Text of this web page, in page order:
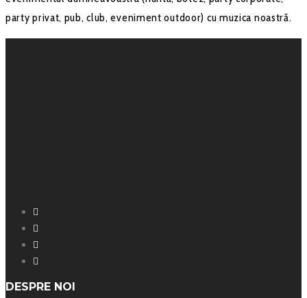
party privat, pub, club, eveniment outdoor) cu muzica noastră.
DESPRE NOI